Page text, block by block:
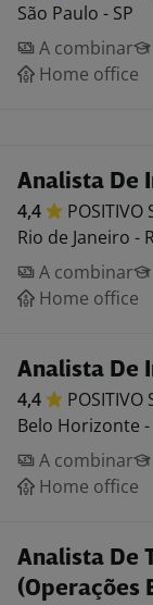
São Paulo - SP
A combinar
Home office
Analista De
4,4 POSITIVO
Rio de Janeiro -
A combinar
Home office
Analista De
4,4 POSITIVO
Belo Horizonte -
A combinar
Home office
Analista De
(Operações